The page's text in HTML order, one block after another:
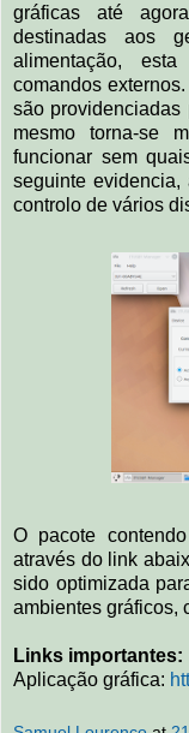
gráficas até
destinadas aos
alimentação,
comandos
são
mesmo torna-se
funcionar sem
seguinte
controlo de vários
O pacote
através do link
sido optimizada
ambientes gráficos,
Links importantes:
Aplicação gráfica: